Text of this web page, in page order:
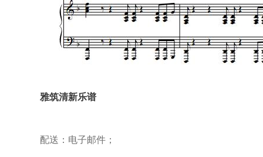
雅筑清新乐谱
配送：电子邮件；